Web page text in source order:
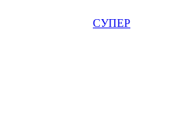
СУПЕР